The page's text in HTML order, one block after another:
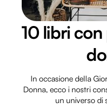
con altre informazioni che
raccolto dal tuo utilizzo dei
10 libri
In occasione della
Donna, ecco i nostri
un universo di